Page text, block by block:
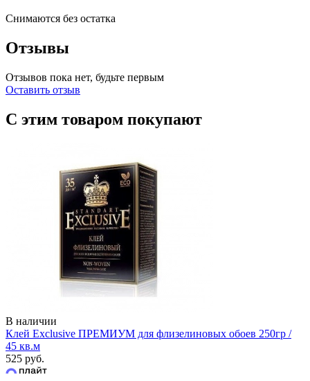
Снимаются без остатка
Отзывы
Отзывов пока нет, будьте первым
Оставить отзыв
С этим товаром покупают
В наличии
Клей Exclusive ПРЕМИУМ для флизелиновых обоев 250гр /
45 кв.м
525 руб.